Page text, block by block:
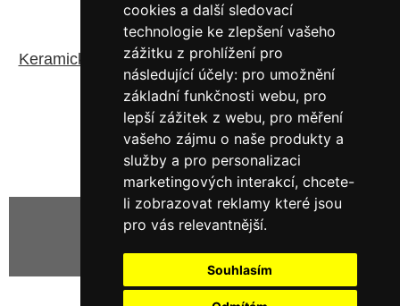
cookies a další sledovací
technologie ke zlepšení vašeho
zážitku z prohlížení pro
následující účely: pro umožnění
základní funkčnosti webu, pro
lepší zážitek z webu, pro měření
vašeho zájmu o naše produkty a
služby a pro personalizaci
marketingových interakcí, chcete-
li zobrazovat reklamy které jsou
pro vás relevantnější.
Souhlasím
Keramický nůž s černým ostřím délky 6 palců (15,2
cm)
230,58 Kč bez DPH
279,00 Kč s DPH
Zobrazeno1až8(z8produktů)